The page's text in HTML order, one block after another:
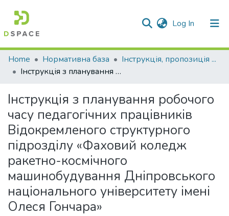
Log In (current)
Communities & Collections
All of DSpace
Statistics
Home Нормативна база
Інструкція, пропозиція ...
Інструкція з планування робочого часу педагогічних працівників Відокремленого структурного підрозділу «Фаховий коледж ракетно-космічного машинобудування Дніпровського національного університету імені Олеся Гончара»
Інструкція з планування робочого
часу педагогічних працівників
Відокремленого структурного
підрозділу «Фаховий коледж
ракетно-космічного
машинобудування Дніпровського
національного університету імені
Олеся Гончара»